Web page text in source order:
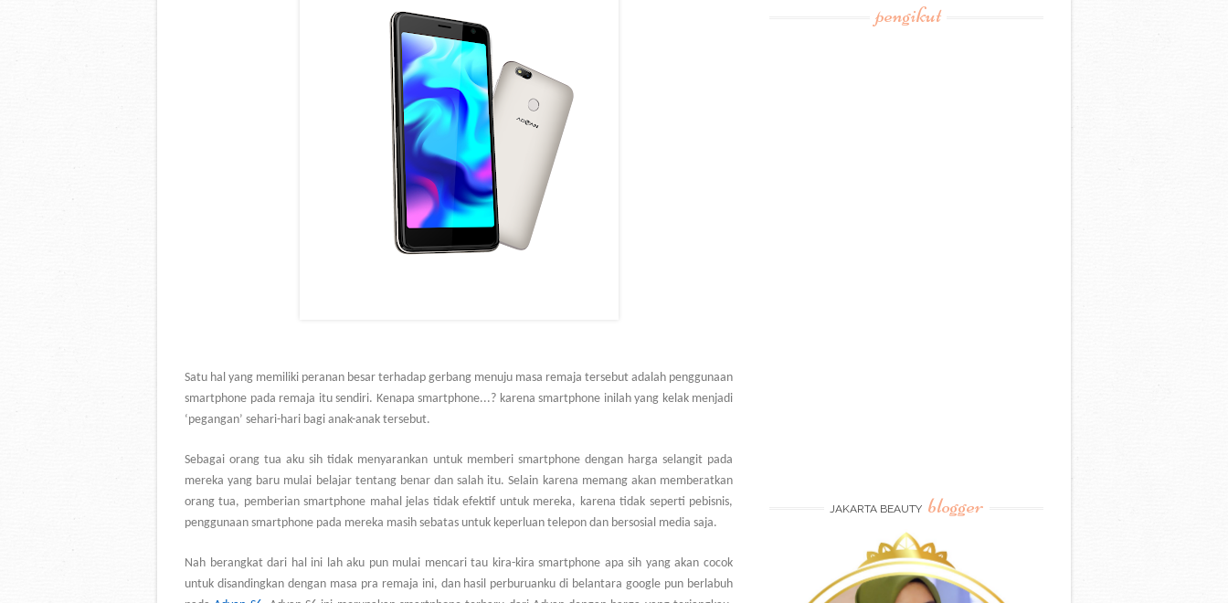
Satu hal yang memiliki peranan besar terhadap gerbang menuju masa remaja tersebut adalah penggunaan
smartphone pada remaja itu sendiri. Kenapa smartphone...? karena smartphone inilah yang kelak menjadi
‘pegangan’ sehari-hari bagi anak-anak tersebut.
Sebagai orang tua aku sih tidak menyarankan untuk memberi smartphone dengan harga selangit pada
mereka yang baru mulai belajar tentang benar dan salah itu. Selain karena memang akan memberatkan
orang tua, pemberian smartphone mahal jelas tidak efektif untuk mereka, karena tidak seperti pebisnis,
penggunaan smartphone pada mereka masih sebatas untuk keperluan telepon dan bersosial media saja.
Nah berangkat dari hal ini lah aku pun mulai mencari tau kira-kira smartphone apa sih yang akan cocok
untuk disandingkan dengan masa pra remaja ini, dan hasil perburuanku di belantara google pun berlabuh
pengikut
JAKARTA BEAUTY blogger